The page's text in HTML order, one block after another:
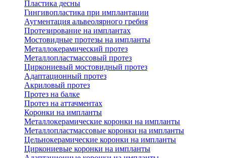
Пластика десны
Гингивопластика при имплантации
Аугментация альвеолярного гребня
Протезирование на имплантах
Мостовидные протезы на импланты
Металлокерамический протез
Металлопластмассовый протез
Циркониевый мостовидный протез
Адаптационный протез
Акриловый протез
Протез на балке
Протез на аттачментах
Коронки на импланты
Металлокерамические коронки на импланты
Металлопластмассовые коронки на импланты
Цельнокерамические коронки на импланты
Циркониевые коронки на импланты